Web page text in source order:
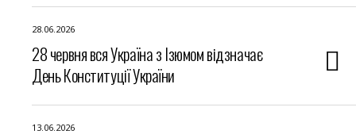
28.06.2026
28 червня вся Україна з Ізюмом відзначає
День Конституції України
13.06.2026